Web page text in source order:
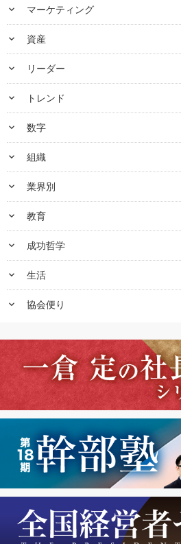
keyboard_arrow_down マーケティング
keyboard_arrow_down 資産
keyboard_arrow_down リーダー
keyboard_arrow_down トレンド
keyboard_arrow_down 数字
keyboard_arrow_down 組織
keyboard_arrow_down 業界別
keyboard_arrow_down 教育
keyboard_arrow_down 成功哲学
keyboard_arrow_down 生活
keyboard_arrow_down 協会便り